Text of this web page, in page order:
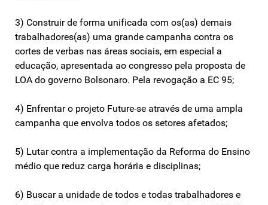
3) Construir de forma unificada com os(as) demais
trabalhadores(as) uma grande campanha contra os
cortes de verbas nas áreas sociais, em especial a
educação, apresentada ao congresso pela proposta de
LOA do governo Bolsonaro. Pela revogação a EC 95;
4) Enfrentar o projeto Future-se através de uma ampla
campanha que envolva todos os setores afetados;
5) Lutar contra a implementação da Reforma do Ensino
médio que reduz carga horária e disciplinas;
6) Buscar a unidade de todos e todas trabalhadores e